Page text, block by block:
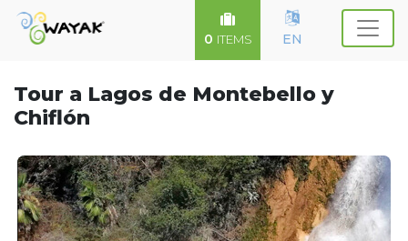
0 ITEMS EN
Tour a Lagos de Montebello y
Chiflón